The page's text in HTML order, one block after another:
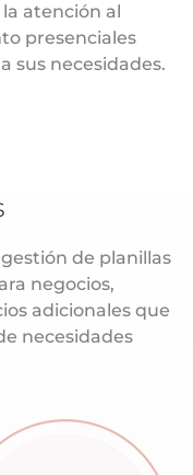
atención al
presenciales
sus necesidades.
de planillas
negocios,
adicionales que
necesidades